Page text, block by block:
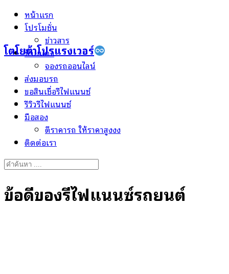
Skip
โตโยต้าโปรแรงเวอร์
หน้าแรก
โปรโมชั่น
ข่าวสาร
ป้ายแดง
จองรถออนไลน์
ส่งมอบรถ
ขอสินเชื่อรีไฟแนนซ์
รีวิวรีไฟแนนซ์
มือสอง
ตีราคารถ ให้ราคาสูงงง
ติดต่อเรา
Search
ข้อดีของรีไฟแนนซ์รถยนต์